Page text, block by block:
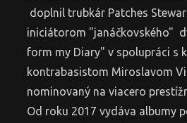
doplnil trubkár Patches
iniciátorom "janáčkovského"
form my Diary" v spolupráci s
kontrabasistom Miroslavom
nominovaný na viacero
Od roku 2017 vydáva albumy